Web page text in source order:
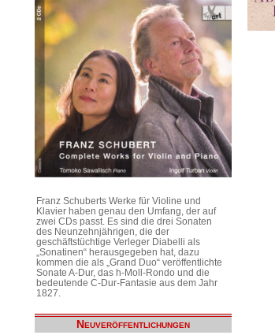
Franz Schuberts Werke für Violine und
Klavier haben genau den Umfang, der auf
zwei CDs passt. Es sind die drei Sonaten
des Neunzehnjährigen, die der
geschäftstüchtige Verleger Diabelli als
„Sonatinen“ herausgegeben hat, dazu
kommen die als „Grand Duo“ veröffentlichte
Sonate A-Dur, das h-Moll-Rondo und die
bedeutende C-Dur-Fantasie aus dem Jahr
1827.
Neuveröffentlichungen